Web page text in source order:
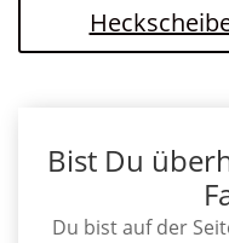
Bist Du
Du bist auf der